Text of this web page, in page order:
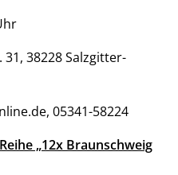
38228 Salzgitter-
05341-58224
„12x Braunschweig